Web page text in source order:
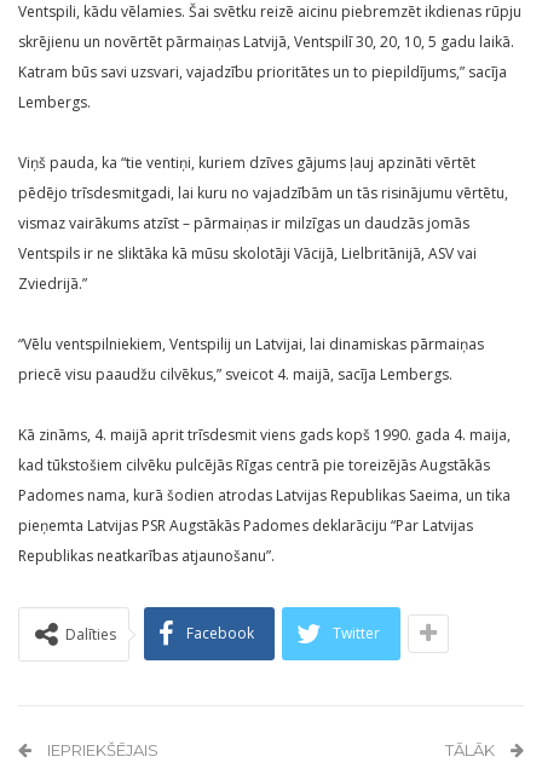
Ventspili, kādu vēlamies. Šai svētku reizē aicinu piebremzēt ikdienas rūpju
skrējienu un novērtēt pārmaiņas Latvijā, Ventspilī 30, 20, 10, 5 gadu laikā.
Katram būs savi uzsvari, vajadzību prioritātes un to piepildījums,” sacīja
Lembergs.
Viņš pauda, ka “tie ventiņi, kuriem dzīves gājums ļauj apzināti vērtēt
pēdējo trīsdesmitgadi, lai kuru no vajadzībām un tās risinājumu vērtētu,
vismaz vairākums atzīst – pārmaiņas ir milzīgas un daudzās jomās
Ventspils ir ne sliktāka kā mūsu skolotāji Vācijā, Lielbritānijā, ASV vai
Zviedrijā.”
“Vēlu ventspilniekiem, Ventspilij un Latvijai, lai dinamiskas pārmaiņas
priecē visu paaudžu cilvēkus,” sveicot 4. maijā, sacīja Lembergs.
Kā zināms, 4. maijā aprit trīsdesmit viens gads kopš 1990. gada 4. maija,
kad tūkstošiem cilvēku pulcējās Rīgas centrā pie toreizējās Augstākās
Padomes nama, kurā šodien atrodas Latvijas Republikas Saeima, un tika
pieņemta Latvijas PSR Augstākās Padomes deklarāciju “Par Latvijas
Republikas neatkarības atjaunošanu”.
Dalīties Facebook Twitter
IEPRIEKŠĒJAIS TĀLĀK